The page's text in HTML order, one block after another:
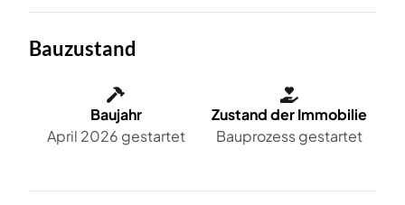
Bauzustand
Baujahr
April 2026 gestartet
Zustand der Immobilie
Bauprozess gestartet